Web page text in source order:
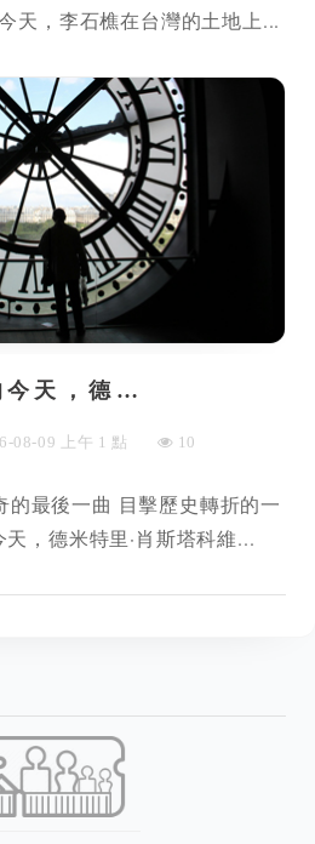
天，李石樵在台灣的土地上...
今天，德…
08-09 上午 1 點 10
的最後一曲 目擊歷史轉折的一
，德米特里·肖斯塔科維...